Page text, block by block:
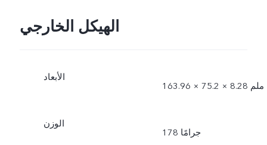
الهيكل الخارجي
الأبعاد
163.96 × 75.2 × 8.28 ملم
الوزن
178 جرامًا